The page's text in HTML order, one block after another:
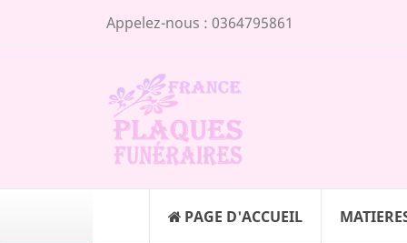
Appelez-nous : 0364795861
PAGE D'ACCUEIL